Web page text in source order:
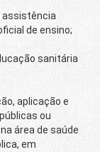
assistência
de ensino;
sanitária
aplicação e
ou
área de saúde
em